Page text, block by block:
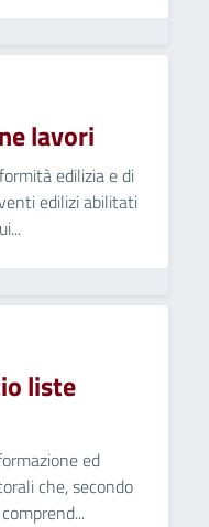
lavori
edilizia e di
edilizi abilitati
liste
ed
che, secondo